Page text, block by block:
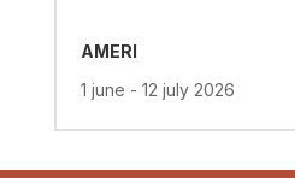
AMERI
1 june - 12 july 2026